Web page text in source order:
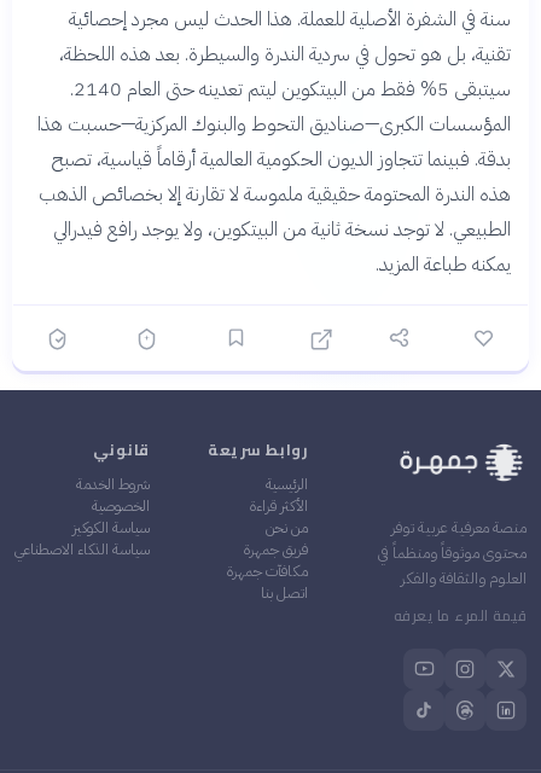
سنة في الشفرة الأصلية للعملة. هذا الحدث ليس مجرد إحصائية
تقنية، بل هو تحول في سردية الندرة والسيطرة. بعد هذه اللحظة،
سيتبقى 5% فقط من البيتكوين ليتم تعدينه حتى العام 2140.
المؤسسات الكبرى—صناديق التحوط والبنوك المركزية—حسبت هذا
بدقة. فبينما تتجاوز الديون الحكومية العالمية أرقاماً قياسية، تصبح
هذه الندرة المحتومة حقيقية ملموسة لا تقارنة إلا بخصائص الذهب
الطبيعي. لا توجد نسخة ثانية من البيتكوين، ولا يوجد رافع فيدرالي
يمكنه طباعة المزيد.
منصة معرفية عربية توفر
محتوى موثوقاً ومنظماً في
العلوم والثقافة والفكر
قيمة المرء ما يعرفه
روابط سريعة
الرئيسية
الأكثر قراءة
من نحن
فريق جمهرة
مكافآت جمهرة
اتصل بنا
قانوني
شروط الخدمة
الخصوصية
سياسة الكوكيز
سياسة الذكاء الاصطناعي